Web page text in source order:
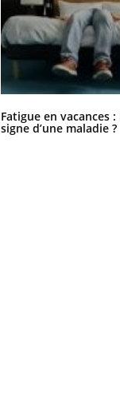
Fatigue en vacances
signe d’une maladie ?